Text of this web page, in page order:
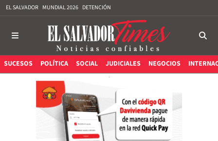
EL SALVADOR MUNDIAL 2026 DETENCIÓN
SUCESOS POLÍTICA SOCIAL JUDICIALES NEGOCIOS